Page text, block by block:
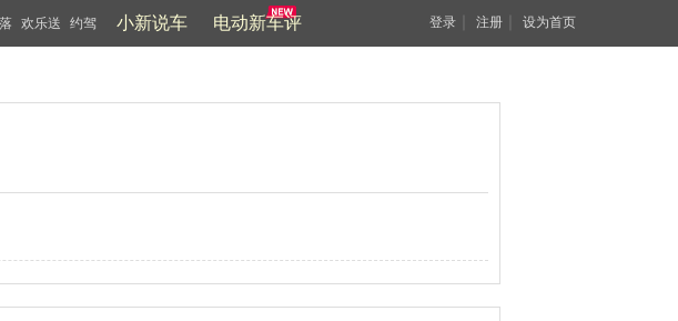
欢乐送 约驾 小新说车 电动新车评 登录 注册 设为首页